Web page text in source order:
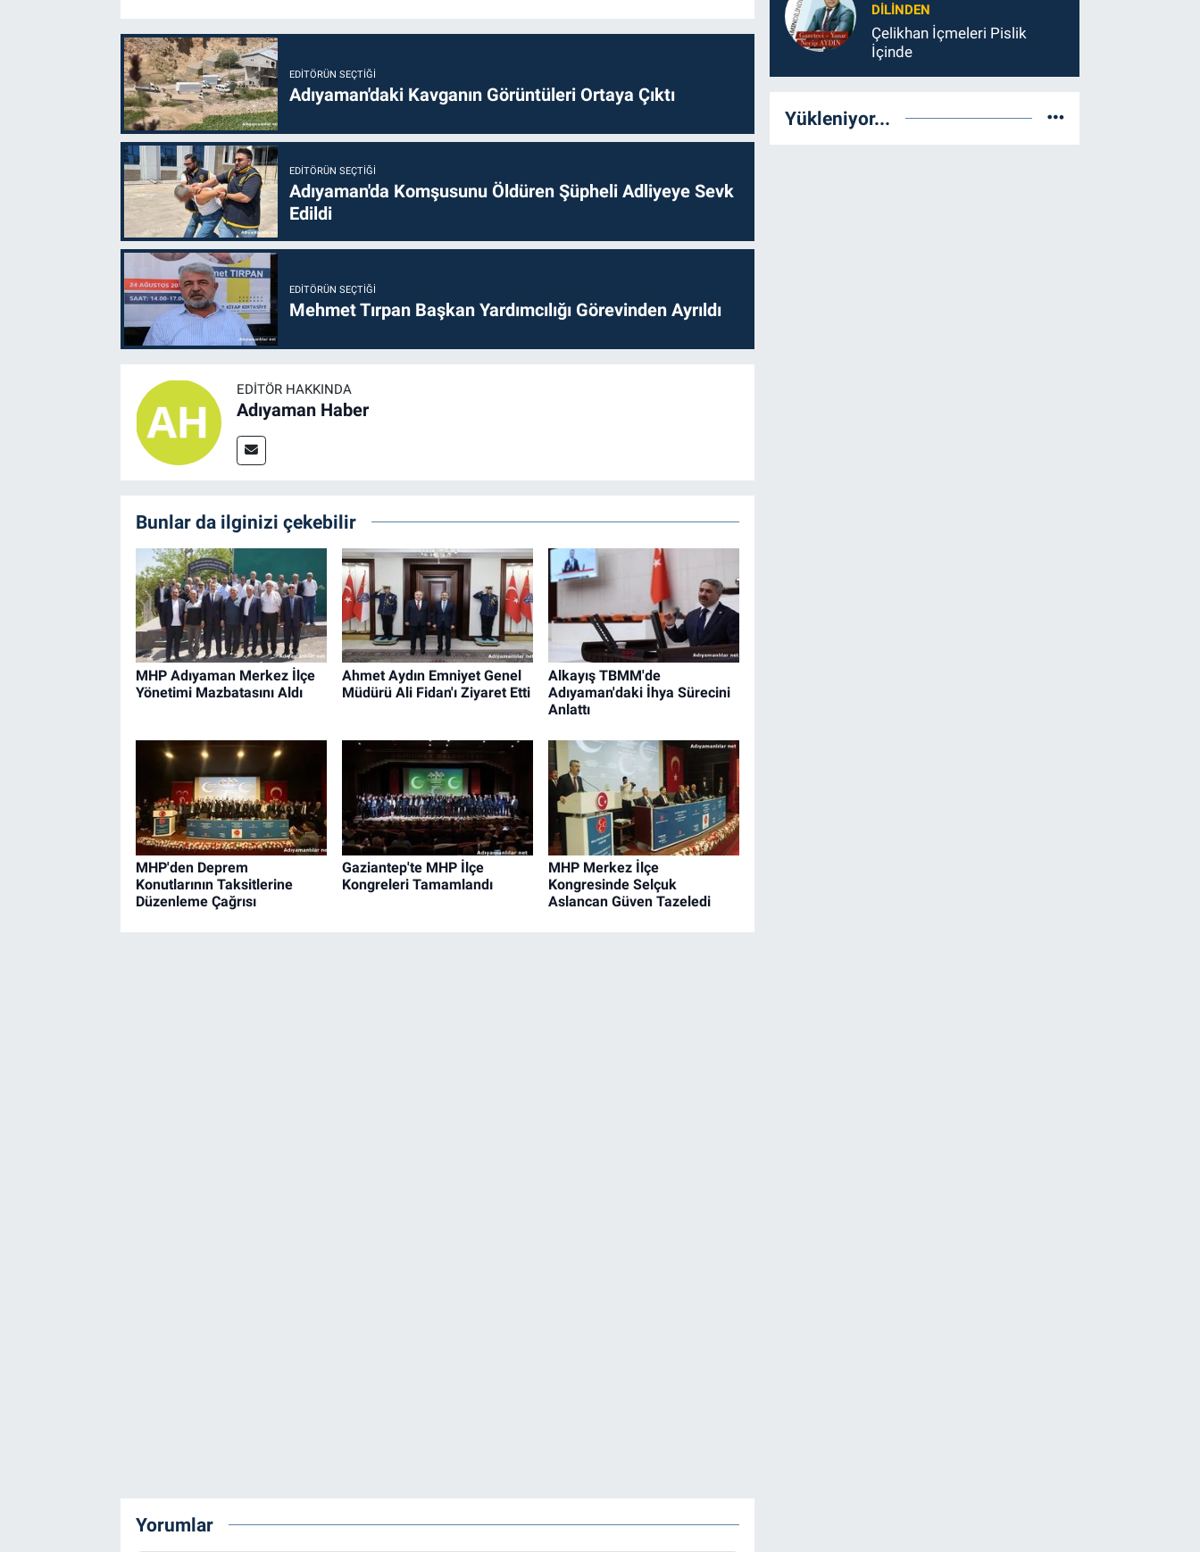
EDITÖRÜN SEÇTIĞI
Adıyaman'daki Kavganın Görüntüleri Ortaya Çıktı
EDITÖRÜN SEÇTIĞI
Adıyaman'da Komşusunu Öldüren Şüpheli Adliyeye Sevk
Edildi
EDITÖRÜN SEÇTIĞI
Mehmet Tırpan Başkan Yardımcılığı Görevinden Ayrıldı
EDITÖR HAKKINDA
Adıyaman Haber
Bunlar da ilginizi çekebilir
MHP Adıyaman Merkez İlçe
Yönetimi Mazbatasını Aldı
Ahmet Aydın Emniyet Genel
Müdürü Ali Fidan'ı Ziyaret Etti
Alkayış TBMM'de
Adıyaman'daki İhya Sürecini
Anlattı
MHP'den Deprem
Konutlarının Taksitlerine
Düzenleme Çağrısı
Gaziantep'te MHP İlçe
Kongreleri Tamamlandı
MHP Merkez İlçe
Kongresinde Selçuk
Aslancan Güven Tazeledi
Yorumlar
DILINDEN
Çelikhan İçmeleri Pislik
İçinde
Yükleniyor...